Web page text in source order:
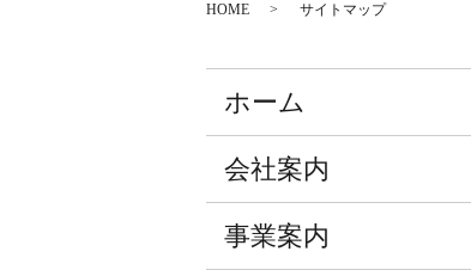
HOME サイトマップ
ホーム
会社案内
事業案内